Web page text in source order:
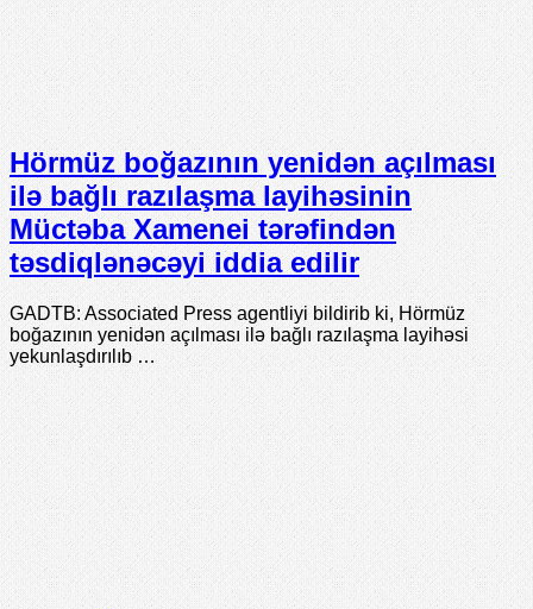
Hörmüz boğazının yenidən açılması
ilə bağlı razılaşma layihəsinin
Müctəba Xamenei tərəfindən
təsdiqlənəcəyi iddia edilir
GADTB: Associated Press agentliyi bildirib ki, Hörmüz
boğazının yenidən açılması ilə bağlı razılaşma layihəsi
yekunlaşdırılıb …